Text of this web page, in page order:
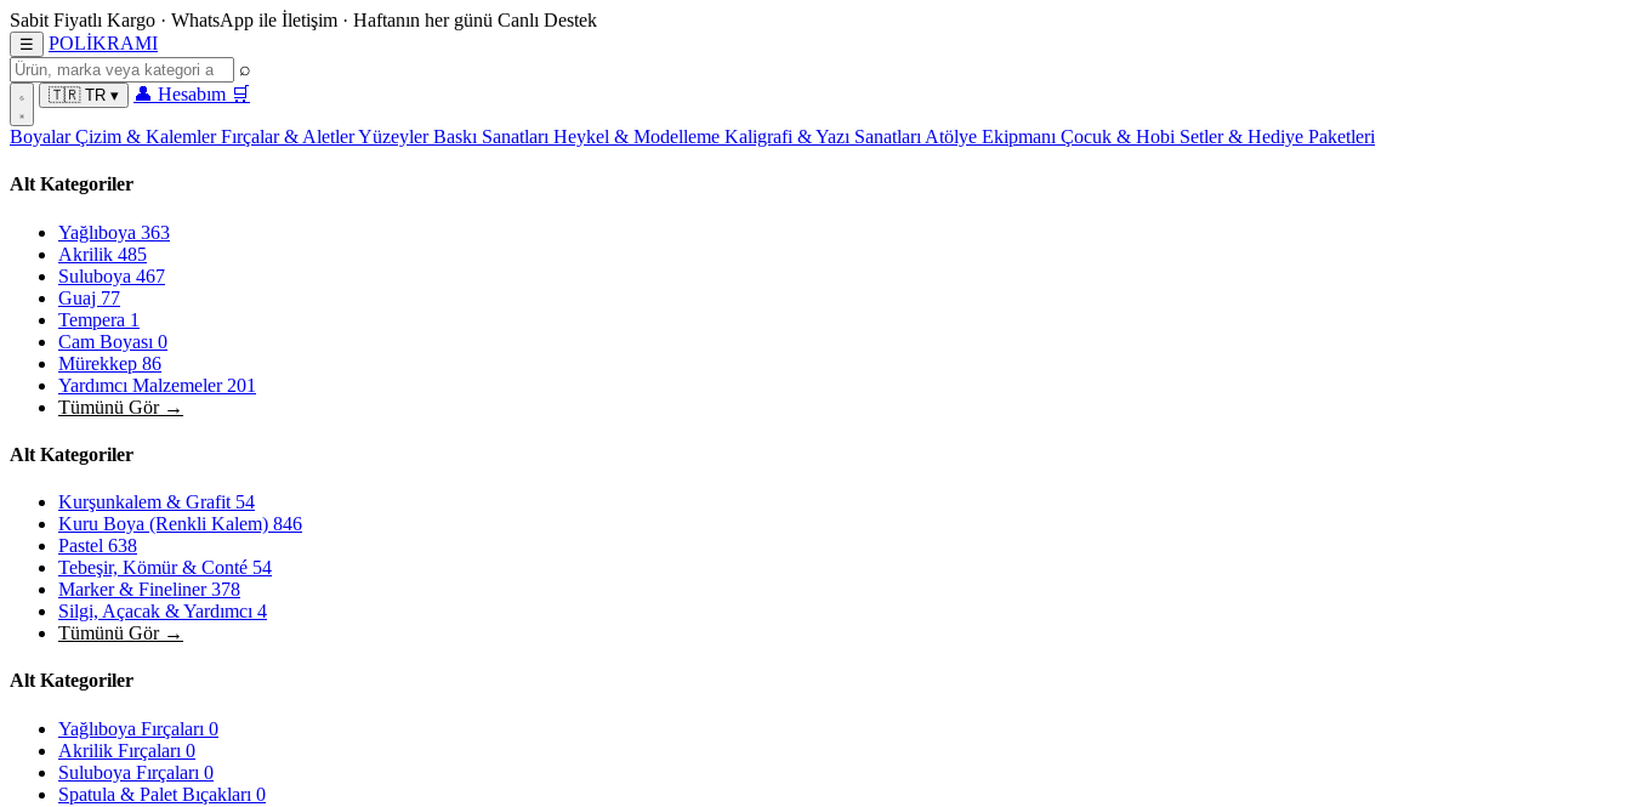
Sabit Fiyatlı Kargo · WhatsApp ile İletişim · Haftanın her günü Canlı Destek
☰ POLİKRAMI
⌕
🇹🇷 TR ▾ 👤 Hesabım 🛒
BoyalarÇizim & KalemlerFırçalar & AletlerYüzeylerBaskı Sanatları Heykel & Modelleme Kaligrafi & Yazı Sanatları Atölye Ekipmanı Çocuk & Hobi Setler & Hediye Paketleri
Alt Kategoriler
Yağlıboya 363
Akrilik 485
Suluboya 467
Guaj 77
Tempera 1
Cam Boyası 0
Mürekkep 86
Yardımcı Malzemeler 201
Tümünü Gör →
Alt Kategoriler
Kurşunkalem & Grafit 54
Kuru Boya (Renkli Kalem) 846
Pastel 638
Tebeşir, Kömür & Conté 54
Marker & Fineliner378
Silgi, Açacak & Yardımcı 4
Tümünü Gör →
Alt Kategoriler
Yağlıboya Fırçaları 0
Akrilik Fırçaları 0
Suluboya Fırçaları 0
Spatula & Palet Bıçakları 0